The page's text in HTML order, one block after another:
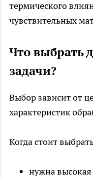
термического
чувствительных
Что выбрать
задачи?
Выбор зависит от
характеристик
Когда стоит
нужна высокая